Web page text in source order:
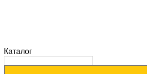
Каталог